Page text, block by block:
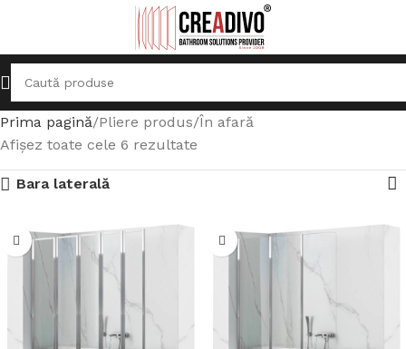
Prima pagină Pliere produs În afară
Afișez toate cele 6 rezultate
Bara laterală